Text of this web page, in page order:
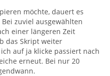
möchte, dauert es
zuviel ausgewählten
einer längeren Zeit
das Skript weiter
auf ja klicke passiert nach
erneut. Bei nur 20